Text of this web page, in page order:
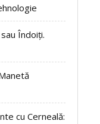
Îndoiți.
cu Cerneală: